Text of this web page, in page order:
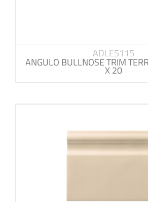
ADLE5115
ANGULO BULLNOSE TRIM
X 20